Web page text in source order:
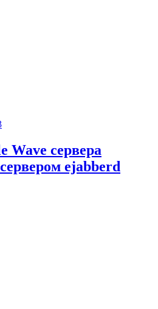
Wave сервера
ejabberd